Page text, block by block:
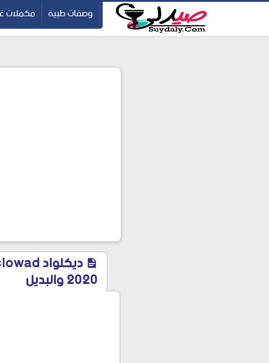
-->
vmZ_yu86_9u3jQJgGN9H2FF9w وصفات طبية مكملات
2020 والبديل